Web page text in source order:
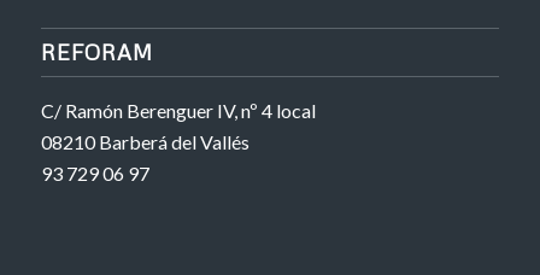
REFORAM
C/ Ramón Berenguer IV, nº 4 local
08210 Barberá del Vallés
93 729 06 97